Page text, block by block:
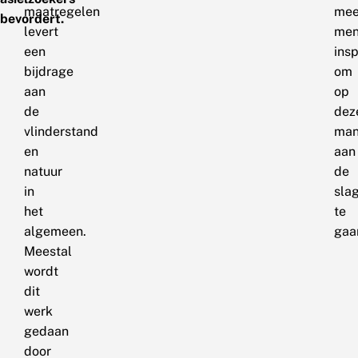
bevordert.
maatregelen
levert
een
bijdrage
aan
de
vlinderstand
en
natuur
in
het
algemeen.
Meestal
wordt
dit
werk
gedaan
door
om
op
aan
de
te